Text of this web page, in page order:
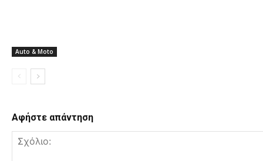
Auto & Moto
Αφήστε απάντηση